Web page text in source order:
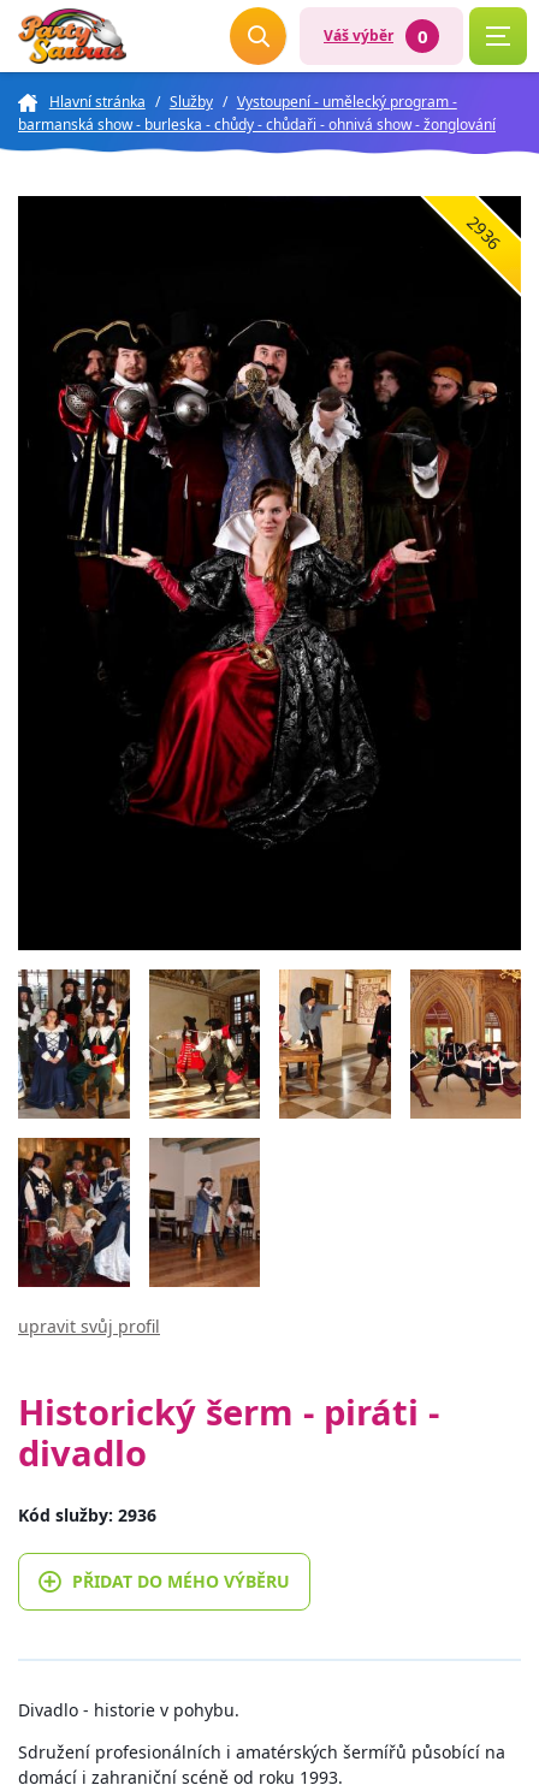
Váš výběr 0
Hlavní stránka / Služby / Vystoupení - umělecký program -
barmanská show - burleska - chůdy - chůdaři - ohnivá show - žonglování
2936
upravit svůj profil
Historický šerm - piráti -
divadlo
Kód služby: 2936
PŘIDAT DO MÉHO VÝBĚRU
Divadlo - historie v pohybu.
Sdružení profesionálních i amatérských šermířů působící na
domácí i zahraniční scéně od roku 1993.